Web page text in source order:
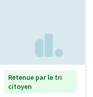
Retenue par le tri
citoyen